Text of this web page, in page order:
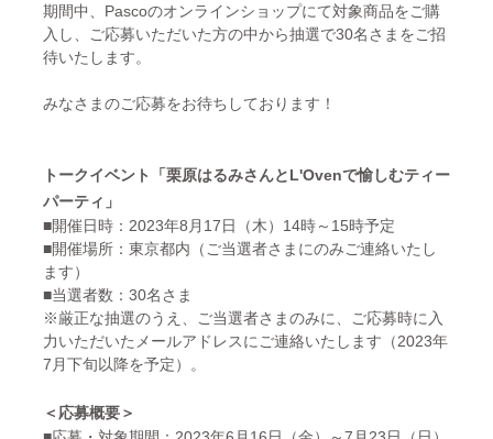
期間中、Pascoのオンラインショップにて対象商品をご購
入し、ご応募いただいた方の中から抽選で30名さまをご招
待いたします。
みなさまのご応募をお待ちしております！
トークイベント「栗原はるみさんとL'Ovenで愉しむティー
パーティ」
■開催日時：2023年8月17日（木）14時～15時予定
■開催場所：東京都内（ご当選者さまにのみご連絡いたし
ます）
■当選者数：30名さま
※厳正な抽選のうえ、ご当選者さまのみに、ご応募時に入
力いただいたメールアドレスにご連絡いたします（2023年
7月下旬以降を予定）。
＜応募概要＞